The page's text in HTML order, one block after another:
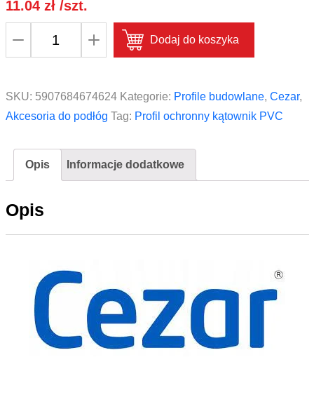
11.04 zł/szt.
kątownik
CEZAR
40x40x1,1mm
2,75m
Grecki
Dodaj do koszyka
SKU: 5907684674624 Kategorie: Profile budowlane, Cezar,
Akcesoria do podłóg Tag: Profil ochronny kątownik PVC
Opis Informacje dodatkowe
Opis